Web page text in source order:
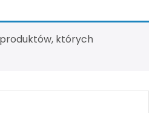
których